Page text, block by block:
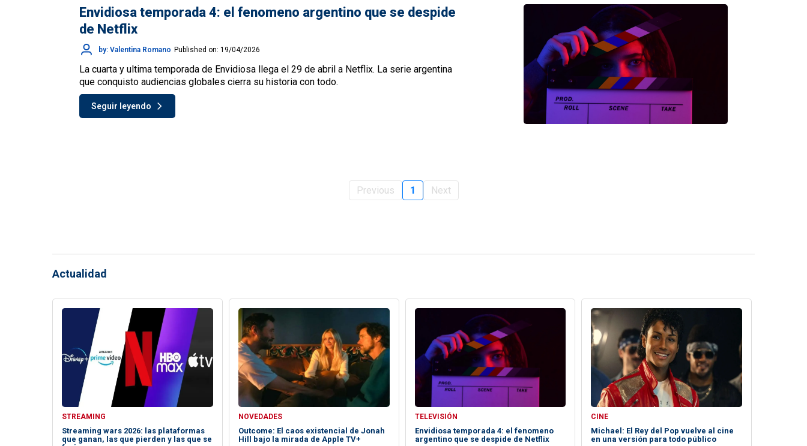
Envidiosa temporada 4: el fenomeno argentino que se despide
de Netflix
by: Valentina Romano Published on: 19/04/2026
La cuarta y ultima temporada de Envidiosa llega el 29 de abril a Netflix. La serie argentina
que conquisto audiencias globales cierra su historia con todo.
Seguir leyendo
Previous 1 Next
Actualidad
STREAMING
Streaming wars 2026: las plataformas
que ganan, las que pierden y las que se
NOVEDADES
Outcome: El caos existencial de Jonah
Hill bajo la mirada de Apple TV+
TELEVISIÓN
Envidiosa temporada 4: el fenomeno
argentino que se despide de Netflix
CINE
Michael: El Rey del Pop vuelve al cine
en una versión para todo público